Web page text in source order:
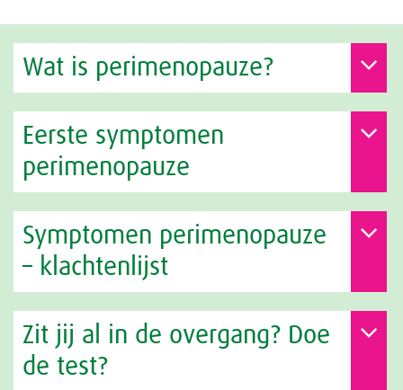
Wat is perimenopauze?
Eerste symptomen
perimenopauze
Symptomen perimenopauze
– klachtenlijst
Zit jij al in de overgang? Doe
de test?